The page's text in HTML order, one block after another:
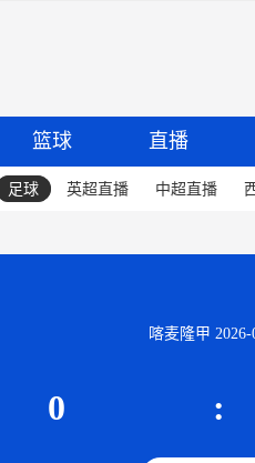
篮球 直播
足球 英超直播 中超直播
喀麦隆甲 2026-
0 :